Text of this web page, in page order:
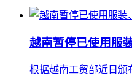
越南暂停已使用服
根据越南工贸部近日颁